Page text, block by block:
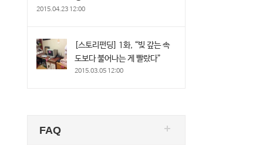
2015.04.23 12:00
[스토리펀딩] 1화, “빚 갚는 속
도보다 불어나는 게 빨랐다”
2015.03.05 12:00
FAQ